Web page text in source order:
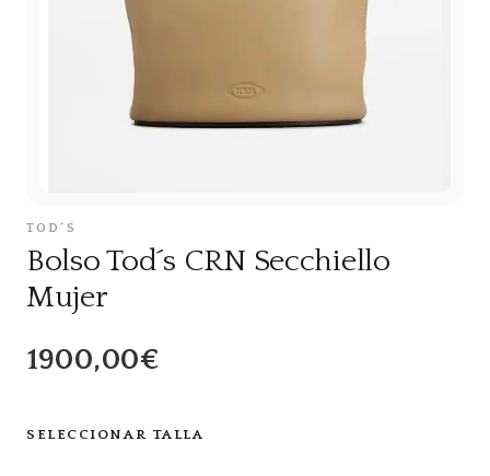
TOD´S
Bolso Tod´s CRN Secchiello
Mujer
1900,00€
SELECCIONAR TALLA